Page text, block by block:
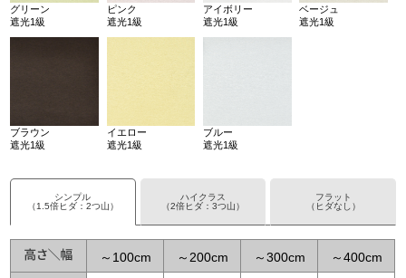
グリーン
遮光1級
ピンク
遮光1級
アイボリー
遮光1級
ベージュ
遮光1級
ブラウン
遮光1級
イエロー
遮光1級
ブルー
遮光1級
シンプル
（1.5倍ヒダ：2つ山）
～ 100 ～ 200 ～300 ～400
ハイクラス
（2倍ヒダ：3つ山）
フラット
（ヒダなし）